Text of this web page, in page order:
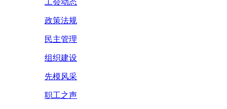
工会动态
政策法规
民主管理
组织建设
先模风采
职工之声